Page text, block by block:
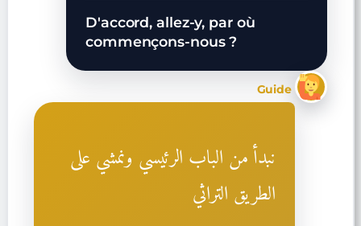
D'accord, allez-y, par où
commençons-nous ?
Guide
نبدأ من الباب الرئيسي ونمشي على
الطريق التراثي